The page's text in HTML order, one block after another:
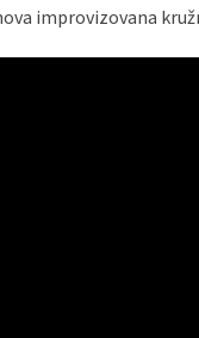
improvizovana